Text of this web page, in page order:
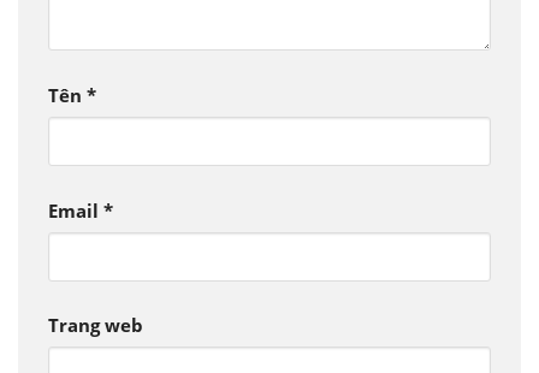
Tên *
Email *
Trang web